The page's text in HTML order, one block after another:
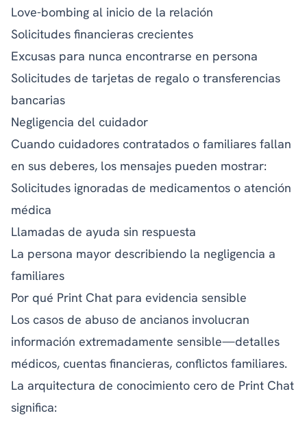
Love-bombing al inicio de la relación
Solicitudes financieras crecientes
Excusas para nunca encontrarse en persona
Solicitudes de tarjetas de regalo o transferencias
bancarias
Negligencia del cuidador
Cuando cuidadores contratados o familiares fallan
en sus deberes, los mensajes pueden mostrar:
Solicitudes ignoradas de medicamentos o atención
médica
Llamadas de ayuda sin respuesta
La persona mayor describiendo la negligencia a
familiares
Por qué Print Chat para evidencia sensible
Los casos de abuso de ancianos involucran
información extremadamente sensible—detalles
médicos, cuentas financieras, conflictos familiares.
La arquitectura de conocimiento cero de Print Chat
significa: